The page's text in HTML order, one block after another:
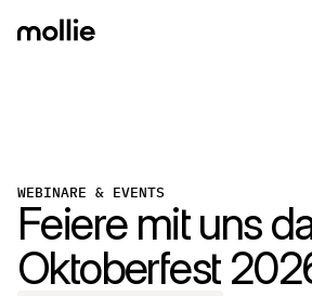
WEBINARE & EVENTS
Feiere mit uns
Oktoberfest